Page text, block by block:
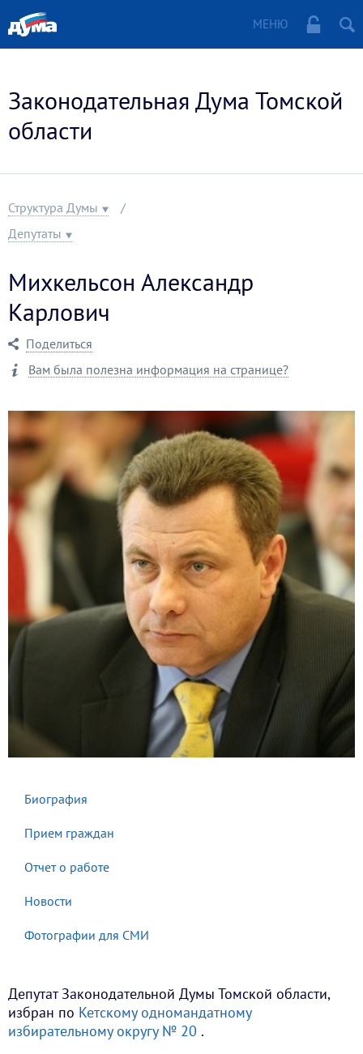
МЕНЮ
Законодательная Дума Томской
области
Структура Думы
Депутаты
Михкельсон Александр
Карлович
Поделиться
Вам была полезна информация на странице?
Депутат Законодательной Думы Томской области,
избран по Кетскому одномандатному
избирательному округу № 20 .
Биография
Прием граждан
Отчет о работе
Новости
Фотографии для СМИ